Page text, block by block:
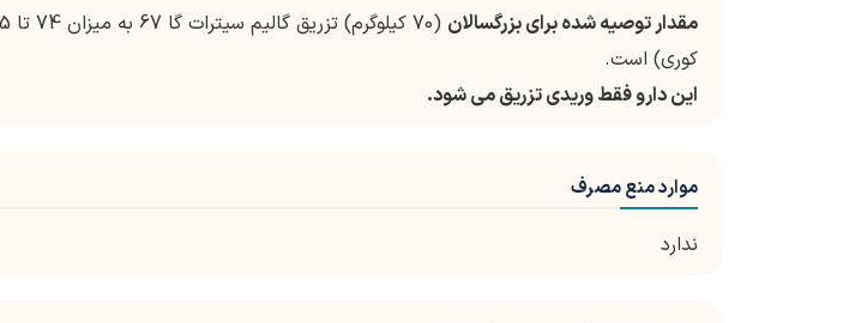
مقدار توصیه شده برای بزرگسالان
کوری) است.
این دارو فقط وریدی تزریق می شود.
موارد منع مصرف
ندارد